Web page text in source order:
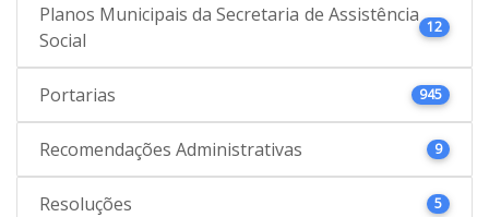
Planos Municipais da Secretaria de Assistência
Social
12
Portarias 945
Recomendações Administrativas 9
Resoluções 5